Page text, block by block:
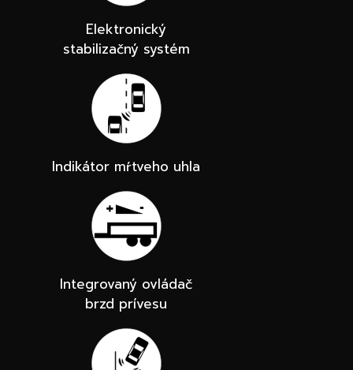
Elektronický
stabilizačný systém
Indikátor mŕtveho uhla
Integrovaný ovládač
brzd prívesu